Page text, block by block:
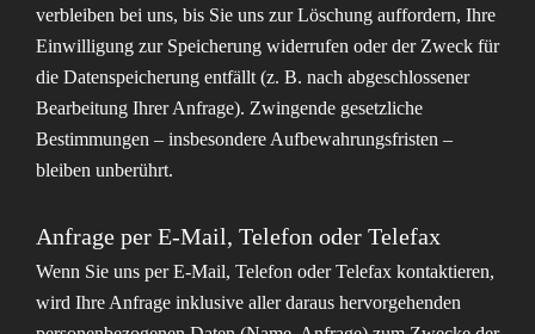
verbleiben bei uns, bis Sie uns zur Löschung auffordern, Ihre
Einwilligung zur Speicherung widerrufen oder der Zweck für
die Datenspeicherung entfällt (z. B. nach abgeschlossener
Bearbeitung Ihrer Anfrage). Zwingende gesetzliche
Bestimmungen – insbesondere Aufbewahrungsfristen –
bleiben unberührt.
Anfrage per E-Mail, Telefon oder Telefax
Wenn Sie uns per E-Mail, Telefon oder Telefax kontaktieren,
wird Ihre Anfrage inklusive aller daraus hervorgehenden